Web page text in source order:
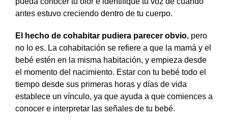
antes estuvo creciendo dentro de tu cuerpo.
El hecho de cohabitar pudiera parecer obvio, pero
no lo es. La cohabitación se refiere a que la mamá y el
bebé estén en la misma habitación, y empieza desde
el momento del nacimiento. Estar con tu bebé todo el
tiempo desde sus primeras horas y días de vida
establece un vínculo, ya que ayuda a que comiences a
conocer e interpretar las señales de tu bebé.